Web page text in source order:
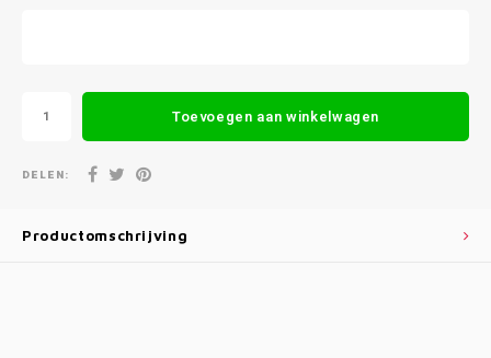
Toevoegen aan winkelwagen
DELEN:
Productomschrijving